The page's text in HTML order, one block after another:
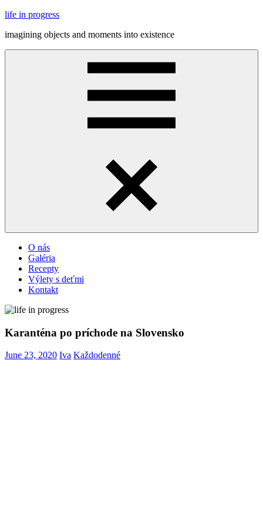
Skip
content
life in progress
imagining objects and moments into existence
O nás
Galéria
Recepty
Výlety s deťmi
Kontakt
Karanténa po príchode na Slovensko
June 23, 2020 Iva Každodenné